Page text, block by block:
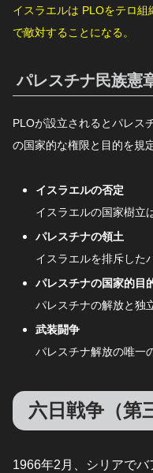
イスラエルは PLOをテロ
で敵対することになる。
パレスチナ民族憲
PLOが設立されるとパレス
の国家的な権限と目的を規
イスラエルの否定
イスラエルの国家樹立
パレスチナの領土
イスラエルを排斥した
パレスチナの国家的目
パレスチナの解放と独
武装闘争
パレスチナ解放の唯一
六日戦争（第
1966年2月、シリアで